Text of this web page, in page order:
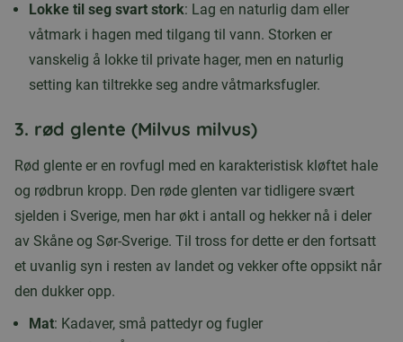
Lokke til seg svart stork: Lag en naturlig dam eller
våtmark i hagen med tilgang til vann. Storken er
vanskelig å lokke til private hager, men en naturlig
setting kan tiltrekke seg andre våtmarksfugler.
3. rød glente (Milvus milvus)
Rød glente er en rovfugl med en karakteristisk kløftet hale
og rødbrun kropp. Den røde glenten var tidligere svært
sjelden i Sverige, men har økt i antall og hekker nå i deler
av Skåne og Sør-Sverige. Til tross for dette er den fortsatt
et uvanlig syn i resten av landet og vekker ofte oppsikt når
den dukker opp.
Mat: Kadaver, små pattedyr og fugler